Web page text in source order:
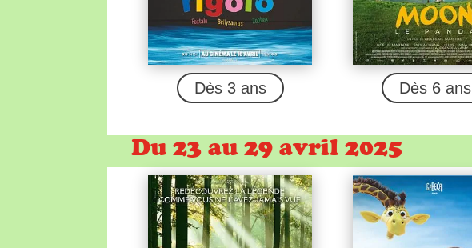
Dès 3 ans Dès 6 ans
Du 23 au 29 avril 2025